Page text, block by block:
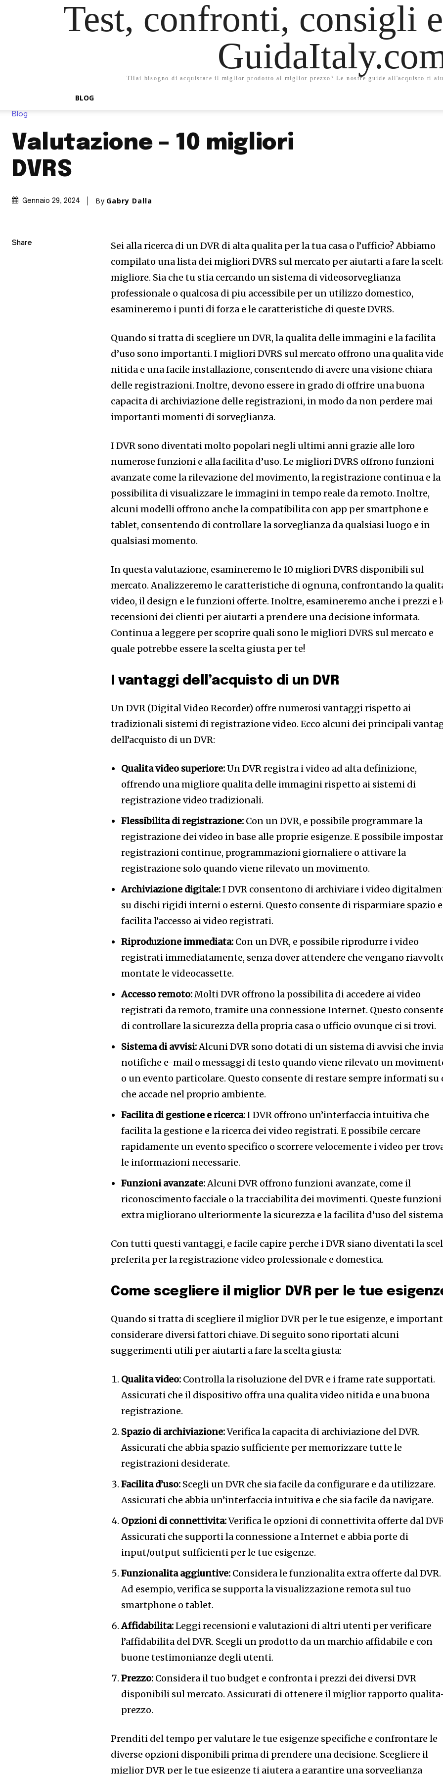
Test, confronti, consigli
THai bisogno di acquistare il miglior prodotto al miglior prezzo? Le nostre guide all'acquisto ti
BLOG
Blog
Valutazione – 10 migliori
DVRS
Gennaio 29, 2024 By Gabry Dalla
Share
Sei alla ricerca di un DVR di alta qualita per la tua casa o l’ufficio? Abbiamo
compilato una lista dei migliori DVRS sul mercato per aiutarti a fare la
migliore. Sia che tu stia cercando un sistema di videosorveglianza
professionale o qualcosa di piu accessibile per un utilizzo domestico,
esamineremo i punti di forza e le caratteristiche di queste DVRS.
Quando si tratta di scegliere un DVR, la qualita delle immagini e la facilita
d’uso sono importanti. I migliori DVRS sul mercato offrono una qualita
nitida e una facile installazione, consentendo di avere una visione chiara
delle registrazioni. Inoltre, devono essere in grado di offrire una buona
capacita di archiviazione delle registrazioni, in modo da non perdere mai
importanti momenti di sorveglianza.
I DVR sono diventati molto popolari negli ultimi anni grazie alle loro
numerose funzioni e alla facilita d’uso. Le migliori DVRS offrono funzioni
avanzate come la rilevazione del movimento, la registrazione continua e la
possibilita di visualizzare le immagini in tempo reale da remoto. Inoltre,
alcuni modelli offrono anche la compatibilita con app per smartphone e
tablet, consentendo di controllare la sorveglianza da qualsiasi luogo e in
qualsiasi momento.
In questa valutazione, esamineremo le 10 migliori DVRS disponibili sul
mercato. Analizzeremo le caratteristiche di ognuna, confrontando la
video, il design e le funzioni offerte. Inoltre, esamineremo anche i prezzi e
recensioni dei clienti per aiutarti a prendere una decisione informata.
Continua a leggere per scoprire quali sono le migliori DVRS sul mercato e
quale potrebbe essere la scelta giusta per te!
I vantaggi dell’acquisto di un DVR
Un DVR (Digital Video Recorder) offre numerosi vantaggi rispetto ai
tradizionali sistemi di registrazione video. Ecco alcuni dei principali
dell’acquisto di un DVR:
Qualita video superiore:Un DVR registra i video ad alta definizione,
offrendo una migliore qualita delle immagini rispetto ai sistemi di
registrazione video tradizionali.
Flessibilita di registrazione: Con un DVR, e possibile programmare la
registrazione dei video in base alle proprie esigenze. E possibile
registrazioni continue, programmazioni giornaliere o attivare la
registrazione solo quando viene rilevato un movimento.
Archiviazione digitale:I DVR consentono di archiviare i video
su dischi rigidi interni o esterni. Questo consente di risparmiare spazio e
facilita l’accesso ai video registrati.
Riproduzione immediata: Con un DVR, e possibile riprodurre i video
registrati immediatamente, senza dover attendere che vengano
montate le videocassette.
Accesso remoto:Molti DVR offrono la possibilita di accedere ai video
registrati da remoto, tramite una connessione Internet. Questo
di controllare la sicurezza della propria casa o ufficio ovunque ci si trovi.
Sistema di avvisi:Alcuni DVR sono dotati di un sistema di avvisi che
notifiche e-mail o messaggi di testo quando viene rilevato un
o un evento particolare. Questo consente di restare sempre informati su
che accade nel proprio ambiente.
Facilita di gestione e ricerca:I DVR offrono un’interfaccia intuitiva che
facilita la gestione e la ricerca dei video registrati. E possibile cercare
rapidamente un evento specifico o scorrere velocemente i video per
le informazioni necessarie.
Funzioni avanzate:Alcuni DVR offrono funzioni avanzate, come il
riconoscimento facciale o la tracciabilita dei movimenti. Queste funzioni
extra migliorano ulteriormente la sicurezza e la facilita d’uso del
Con tutti questi vantaggi, e facile capire perche i DVR siano diventati la
preferita per la registrazione video professionale e domestica.
Come scegliere il miglior DVR per le tue
Quando si tratta di scegliere il miglior DVR per le tue esigenze, e
considerare diversi fattori chiave. Di seguito sono riportati alcuni
suggerimenti utili per aiutarti a fare la scelta giusta:
Qualita video: Controlla la risoluzione del DVR e i frame rate supportati.
Assicurati che il dispositivo offra una qualita video nitida e una buona
registrazione.
Spazio di archiviazione:Verifica la capacita di archiviazione del DVR.
Assicurati che abbia spazio sufficiente per memorizzare tutte le
registrazioni desiderate.
Facilita d’uso: Scegli un DVR che sia facile da configurare e da utilizzare.
Assicurati che abbia un’interfaccia intuitiva e che sia facile da navigare.
Opzioni di connettivita:Verifica le opzioni di connettivita offerte dal
Assicurati che supporti la connessione a Internet e abbia porte di
input/output sufficienti per le tue esigenze.
Funzionalita aggiuntive: Considera le funzionalita extra offerte dal DVR.
Ad esempio, verifica se supporta la visualizzazione remota sul tuo
smartphone o tablet.
Affidabilita:Leggi recensioni e valutazioni di altri utenti per verificare
l’affidabilita del DVR. Scegli un prodotto da un marchio affidabile e con
buone testimonianze degli utenti.
Prezzo: Considera il tuo budget e confronta i prezzi dei diversi DVR
disponibili sul mercato. Assicurati di ottenere il miglior rapporto
prezzo.
Prenditi del tempo per valutare le tue esigenze specifiche e confrontare le
diverse opzioni disponibili prima di prendere una decisione. Scegliere il
miglior DVR per le tue esigenze ti aiutera a garantire una sorveglianza